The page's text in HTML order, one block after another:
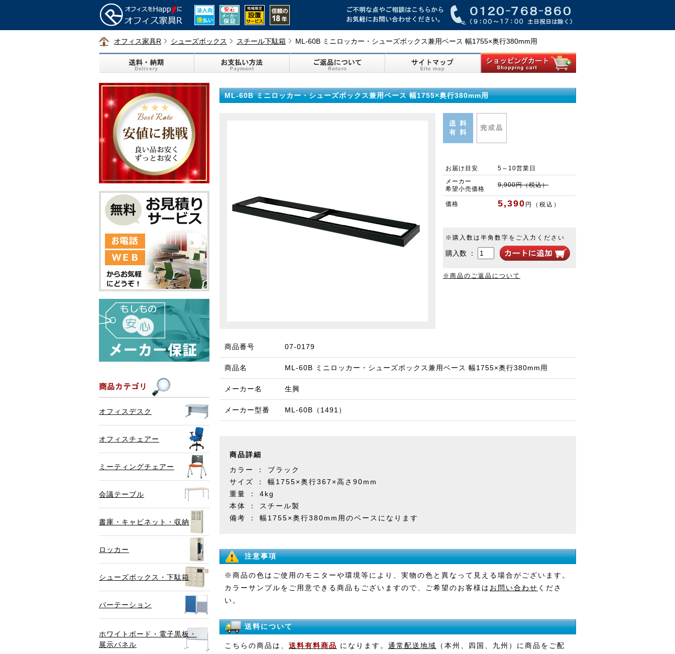
オフィス家具R シューズボックス スチール下駄箱 ML-60B ミニロッカー・シューズボックス兼用ベース 幅1755×奥行380mm用
オフィスデスク
オフィスチェアー
ミーティングチェアー
会議テーブル
書庫・キャビネット・収納
ロッカー
シューズボックス・下駄箱
パーテーション
ホワイトボード・電子黒板・
展示パネル
ML-60B ミニロッカー・シューズボックス兼用ベース 幅1755×奥行380mm用
お届け目安
5～10営業日
メーカー
希望小売価格
9,900円（税込）
価格 5,390 円（税込）
※購入数は半角数字をご入力ください
購入数 ：
※商品のご返品について
商品番号 07-0179
商品名 ML-60B ミニロッカー・シューズボックス兼用ベース 幅1755×奥行380mm用
メーカー名 生興
メーカー型番 ML-60B（1491）
商品詳細
カラー ： ブラック
サイズ ： 幅1755×奥行367×高さ90mm
重量 ： 4kg
本体 ： スチール製
備考 ： 幅1755×奥行380mm用のベースになります
注意事項
※商品の色はご使用のモニターや環境等により、実物の色と異なって見える場合がございます。
カラーサンプルをご用意できる商品もございますので、ご希望のお客様は お問い合わせ くださ
い。
送料について
こちらの商品は、 送料有料商品 になります。 通常配送地域
（本州、四国、九州）に商品をご配